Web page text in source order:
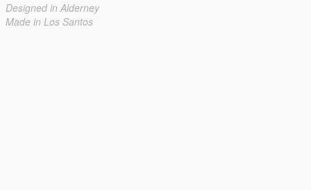
Designed in Alderney
Made in Los Santos